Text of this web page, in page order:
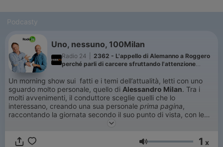
Podcasty
Uno, nessuno, 100Milan
Radio 24
2362 - L'appello di Alemanno a Roggero
perché parli di carcere sfruttando l'attenzione
Un morning show sui fatti e i temi dell’attualità, letti con uno
sguardo molto personale, quello di Alessandro Milan. Tra i
molti avvenimenti, il conduttore sceglie quelli che lo
interessano, creando una sua personale prima pagina,
raccontando la giornata secondo il suo punto di vista, con le
notizie e gli avvenimenti di maggior impatto sulla nostra vita
sguardo disincantato e ironico di
Leonardo Manera. A dare
1 x